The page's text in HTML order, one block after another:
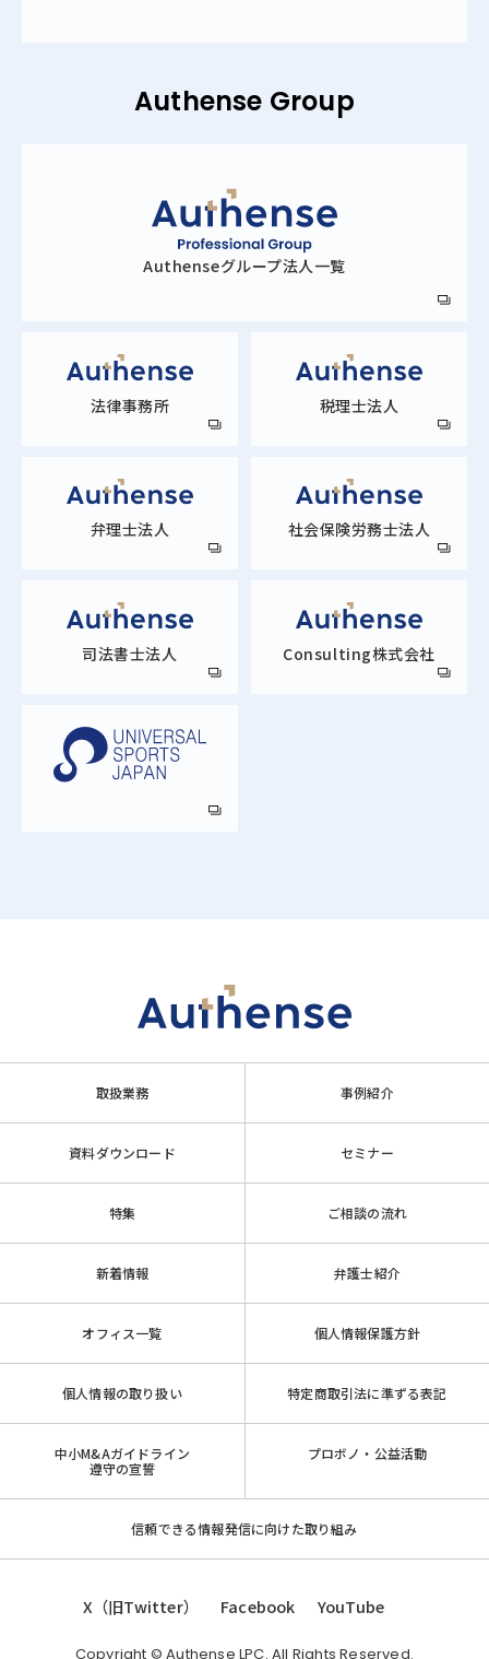
Authense Group
Authenseグループ法人一覧
法律事務所 税理士法人
弁理士法人 社会保険労務士法人
司法書士法人 Consulting株式会社
取扱業務 事例紹介
資料ダウンロード セミナー
特集 ご相談の流れ
新着情報 弁護士紹介
オフィス一覧 個人情報保護方針
個人情報の取り扱い 特定商取引法に準ずる表記
中小M&Aガイドライン
遵守の宣誓
プロボノ・公益活動
信頼できる情報発信に向けた取り組み
X（旧Twitter） Facebook YouTube
Copyright © Authense LPC. All Rights Reserved.